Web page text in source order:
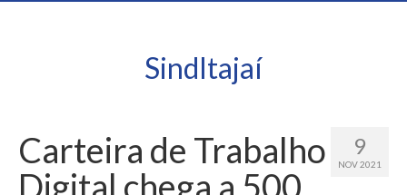
SindItajaí
9
NOV 2021
Carteira de Trabalho
Digital chega a 500